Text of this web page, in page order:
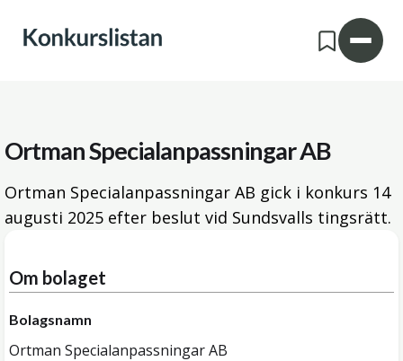
Ortman Specialanpassningar AB
Ortman Specialanpassningar AB gick i konkurs 14
augusti 2025 efter beslut vid Sundsvalls tingsrätt.
Om bolaget
Bolagsnamn
Ortman Specialanpassningar AB